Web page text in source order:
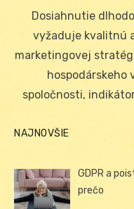
Dosiahnutie
vyžaduje kvalitnú
marketingovej
hospodárskeho
spoločnosti,
NAJNOVŠIE
GDPR a
prečo